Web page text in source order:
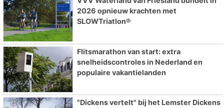
2026 opnieuw krachten met
SLOWTriatlon®
Flitsmarathon van start: extra
snelheidscontroles in Nederland en
populaire vakantielanden
"Dickens vertelt" bij het Lemster Dickens